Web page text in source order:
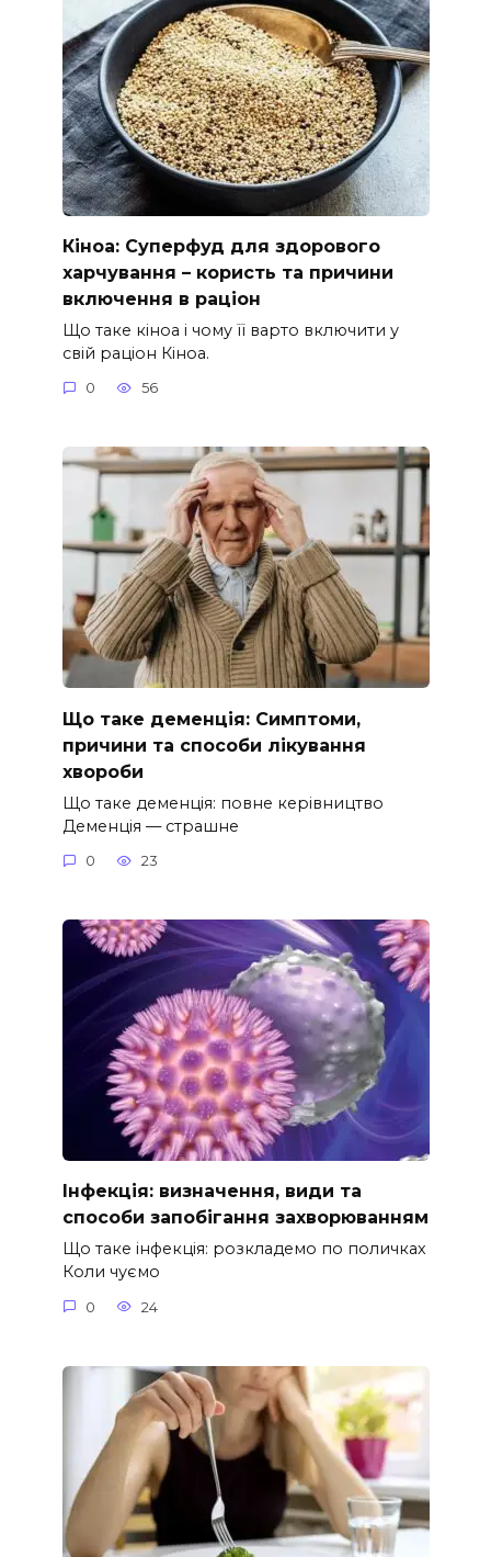
Кіноа: Суперфуд для здорового
харчування – користь та причини
включення в раціон
Що таке кіноа і чому її варто включити у
свій раціон Кіноа.
0 56
Що таке деменція: Симптоми,
причини та способи лікування
хвороби
Що таке деменція: повне керівництво
Деменція — страшне
0 23
Інфекція: визначення, види та
способи запобігання захворюванням
Що таке інфекція: розкладемо по поличках
Коли чуємо
0 24